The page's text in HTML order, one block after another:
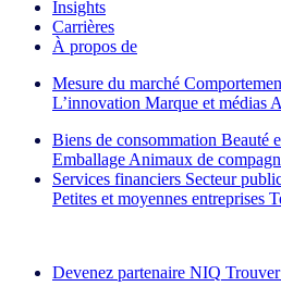
Insights
Carrières
À propos de
Mesure du marché
L’innovation Marque et médias
Biens de consommation Beauté
Emballage Animaux de
Services financiers Secteur
Petites et moyennes entreprises
Devenez partenaire NIQ